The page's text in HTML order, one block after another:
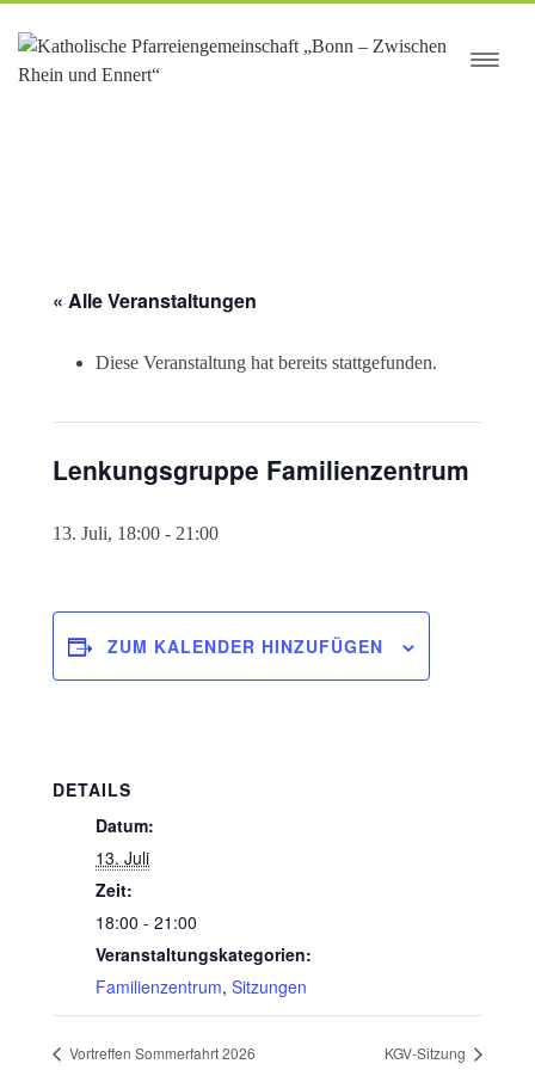
springen
« Alle Veranstaltungen
Diese Veranstaltung hat bereits stattgefunden.
Lenkungsgruppe Familienzentrum
13. Juli, 18:00 - 21:00
ZUM KALENDER HINZUFÜGEN
DETAILS
Datum:
13. Juli
Zeit:
18:00 - 21:00
Veranstaltungskategorien:
Familienzentrum, Sitzungen
Vortreffen Sommerfahrt 2026 KGV-Sitzung